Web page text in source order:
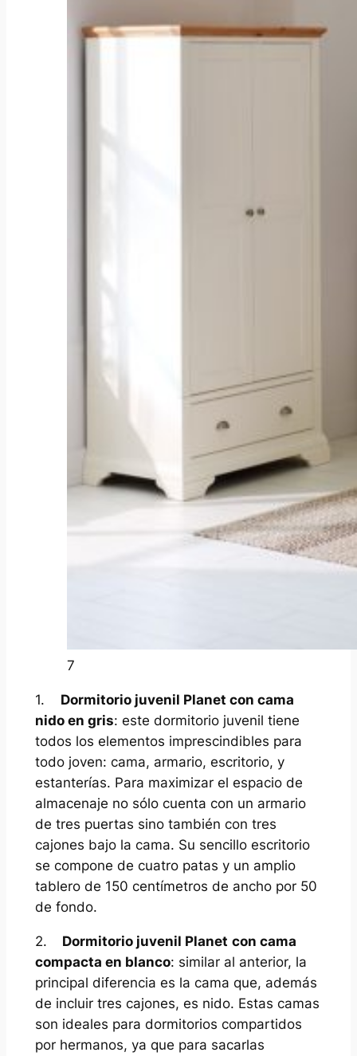
7
1. Dormitorio juvenil Planet con cama
nido en gris: este dormitorio juvenil tiene
todos los elementos imprescindibles para
todo joven: cama, armario, escritorio, y
estanterías. Para maximizar el espacio de
almacenaje no sólo cuenta con un armario
de tres puertas sino también con tres
cajones bajo la cama. Su sencillo escritorio
se compone de cuatro patas y un amplio
tablero de 150 centímetros de ancho por 50
de fondo.
2. Dormitorio juvenil Planet con cama
compacta en blanco: similar al anterior, la
principal diferencia es la cama que, además
de incluir tres cajones, es nido. Estas camas
son ideales para dormitorios compartidos
por hermanos, ya que para sacarlas